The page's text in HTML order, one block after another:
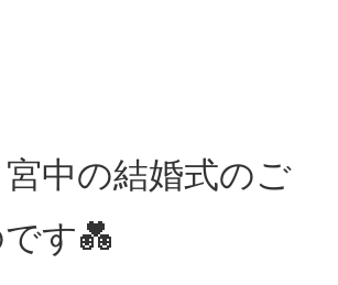
中の結婚式のご
す💑